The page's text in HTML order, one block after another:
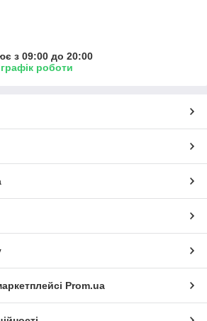
якості для Шевроле Каптіва Спорт;
по Україні;
фар
з 09:00 до 20:00
роботи
Prom.ua